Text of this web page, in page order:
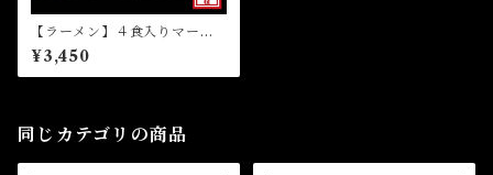
【ラーメン】４食入りマー油
豚骨ら～めん高菜セット（冷
凍）
¥3,450
同じカテゴリの商品